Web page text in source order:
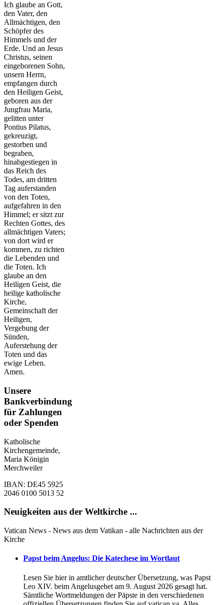
Ich glaube an Gott,
den Vater, den
Allmächtigen, den
Schöpfer des
Himmels und der
Erde. Und an Jesus
Christus, seinen
eingeborenen Sohn,
unsern Herrn,
empfangen durch
den Heiligen Geist,
geboren aus der
Jungfrau Maria,
gelitten unter
Pontius Pilatus,
gekreuzigt,
gestorben und
begraben,
hinabgestiegen in
das Reich des
Todes, am dritten
Tag auferstanden
von den Toten,
aufgefahren in den
Himmel; er sitzt zur
Rechten Gottes, des
allmächtigen Vaters;
von dort wird er
kommen, zu richten
die Lebenden und
die Toten. Ich
glaube an den
Heiligen Geist, die
heilige katholische
Kirche,
Gemeinschaft der
Heiligen,
Vergebung der
Sünden,
Auferstehung der
Toten und das
ewige Leben.
Amen.
Unsere
Bankverbindung
für Zahlungen
oder Spenden
Katholische
Kirchengemeinde,
Maria Königin
Merchweiler
IBAN: DE45 5925
2046 0100 5013 52
Neuigkeiten aus der Weltkirche ...
Vatican News - News aus dem Vatikan - alle Nachrichten aus der
Kirche
Papst beim Angelus: Die Katechese im Wortlaut
Lesen Sie hier in amtlicher deutscher Übersetzung, was Papst
Leo XIV. beim Angelusgebet am 9. August 2026 gesagt hat.
Sämtliche Wortmeldungen der Päpste in den verschiedenen